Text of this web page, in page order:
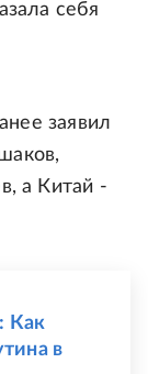
себя
заявил
а Китай -
Как
в